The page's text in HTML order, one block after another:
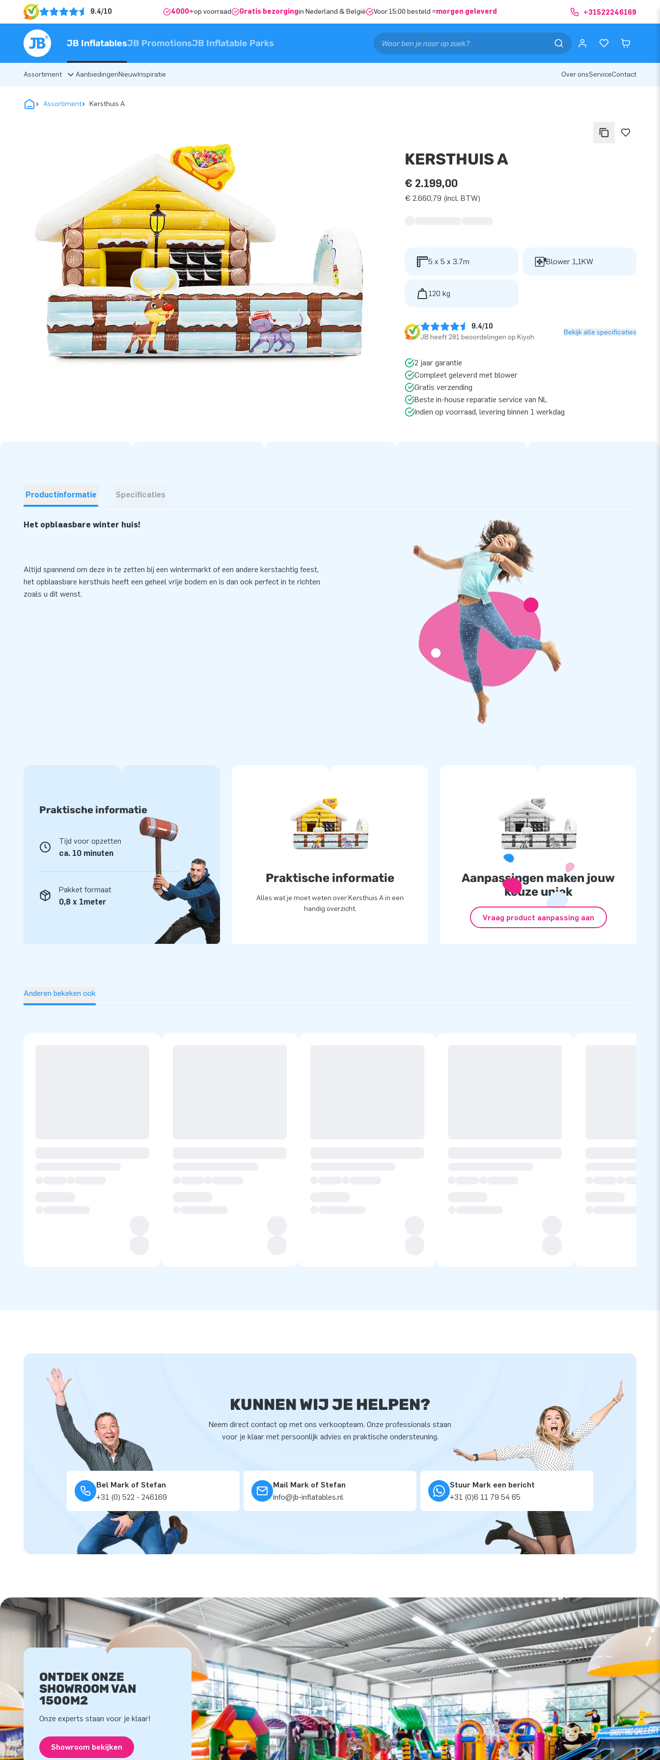
9.4/10 4000+op voorraad Gratis bezorgingin Nederland & België Voor 15:00 besteld =morgen geleverd +31522246169
JB InflatablesJB PromotionsJB Inflatable Parks
Assortiment AanbiedingenNieuwInspiratie Over onsServiceContact
Assortiment Kersthuis A
KERSTHUIS A
€ 2.199,00
€ 2.660,79 (incl. BTW)
5 x 5 x 3.7m Blower 1,1KW
120 kg
9.4/10
JB heeft 281 beoordelingen op Kiyoh
Bekijk alle specificaties
2 jaar garantie
Compleet geleverd met blower
Gratis verzending
Beste in-house reparatie service van NL
Indien op voorraad, levering binnen 1 werkdag
Productinformatie Specificaties
Het opblaasbare winter huis!
Altijd spannend om deze in te zetten bij een wintermarkt of een andere kerstachtig feest,
het opblaasbare kersthuis heeft een geheel vrije bodem en is dan ook perfect in te richten
zoals u dit wenst.
Praktische informatie
Tijd voor opzetten
ca. 10 minuten
Pakket formaat
0,8 x 1meter
Praktische informatie
Alles wat je moet weten over Kersthuis A in een
handig overzicht.
Aanpassingen maken jouw
keuze uniek
Vraag product aanpassing aan
Anderen bekeken ook
KUNNEN WIJ JE HELPEN?
Neem direct contact op met ons verkoopteam. Onze professionals staan
voor je klaar met persoonlijk advies en praktische ondersteuning.
Bel Mark of Stefan
+31 (0) 522 - 246169
Mail Mark of Stefan
info@jb-inflatables.nl
Stuur Mark een bericht
+31 (0)6 11 79 54 65
ONTDEK ONZE
SHOWROOM VAN
1500M2
Onze experts staan voor je klaar!
Showroom bekijken